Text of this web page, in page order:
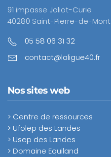
91 impasse Joliot-Curie
40280 Saint-Pierre-de-Mont
05 58 06 31 32
contact@laligue40.fr
Nos sites web
> Centre de ressources
> Ufolep des Landes
> Usep des Landes
> Domaine Equiland